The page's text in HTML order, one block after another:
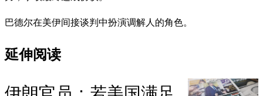
巴德尔在美伊间接谈判中扮演调解人的角色。
延伸阅读